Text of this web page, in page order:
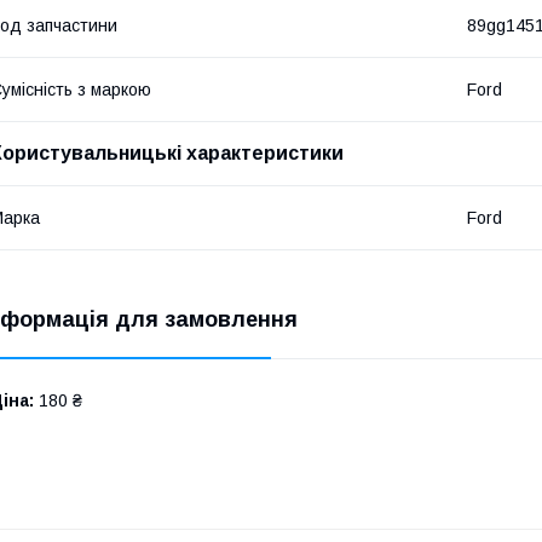
запчастини
з маркою Ford
характеристики
Ford
для замовлення
180 ₴